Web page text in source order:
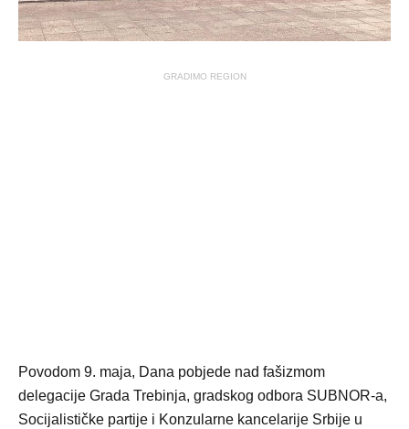
GRADIMO REGION
Povodom 9. maja, Dana pobjede nad fašizmom
delegacije Grada Trebinja, gradskog odbora SUBNOR-a,
Socijalističke partije i Konzularne kancelarije Srbije u